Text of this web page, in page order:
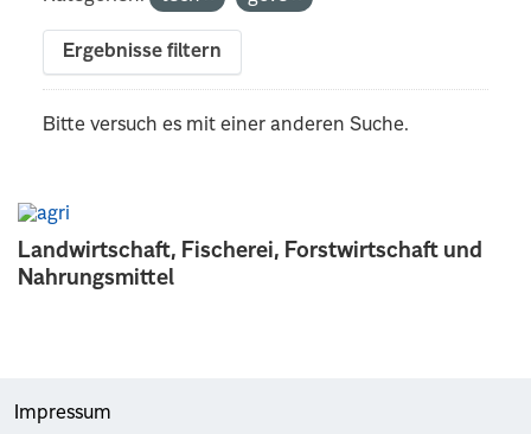
Landwirtschaft, Fischerei, Forstwirtschaft und
Nahrungsmittel
Ergebnisse filtern
Bitte versuch es mit einer anderen Suche.
Impressum